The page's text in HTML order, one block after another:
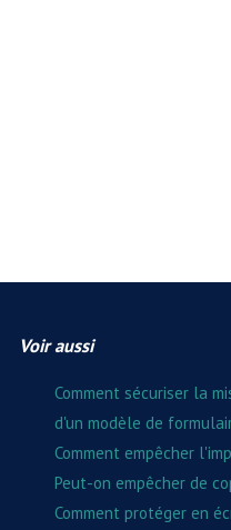
Voir aussi
Comment sécuriser la
d'un modèle de
Comment empêcher
Peut-on empêcher de
Comment protéger en